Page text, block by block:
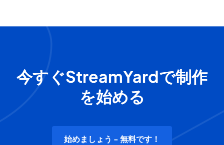
今すぐStreamYardで制作
を始める
始めましょう - 無料です！